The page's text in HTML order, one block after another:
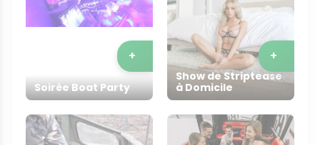
Soirée Boat Party
+
Show de Striptease
à Domicile
+